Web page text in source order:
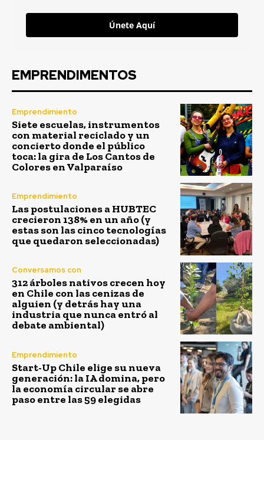
Únete Aquí
EMPRENDIMENTOS
Emprendimiento
Siete escuelas, instrumentos
con material reciclado y un
concierto donde el público
toca: la gira de Los Cantos de
Colores en Valparaíso
Emprendimiento
Las postulaciones a HUBTEC
crecieron 138% en un año (y
estas son las cinco tecnologías
que quedaron seleccionadas)
Conversamos con
312 árboles nativos crecen hoy
en Chile con las cenizas de
alguien (y detrás hay una
industria que nunca entró al
debate ambiental)
Emprendimiento
Start-Up Chile elige su nueva
generación: la IA domina, pero
la economía circular se abre
paso entre las 59 elegidas